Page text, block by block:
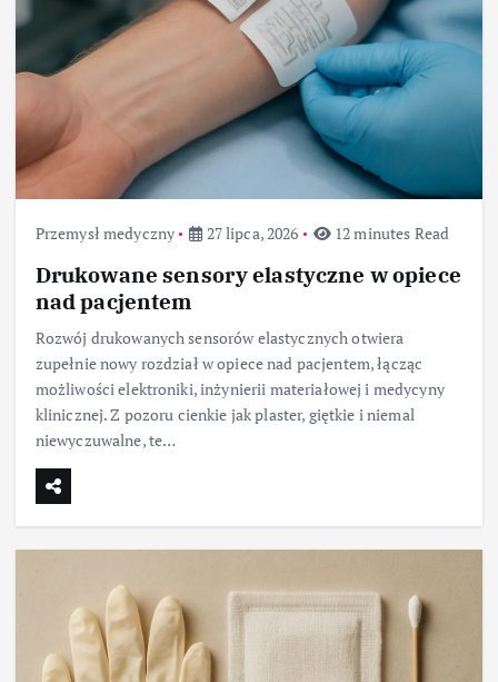
Przemysł medyczny 27 lipca, 2026 12 minutes Read
Drukowane sensory elastyczne w opiece
nad pacjentem
Rozwój drukowanych sensorów elastycznych otwiera
zupełnie nowy rozdział w opiece nad pacjentem, łącząc
możliwości elektroniki, inżynierii materiałowej i medycyny
klinicznej. Z pozoru cienkie jak plaster, giętkie i niemal
niewyczuwalne, te…